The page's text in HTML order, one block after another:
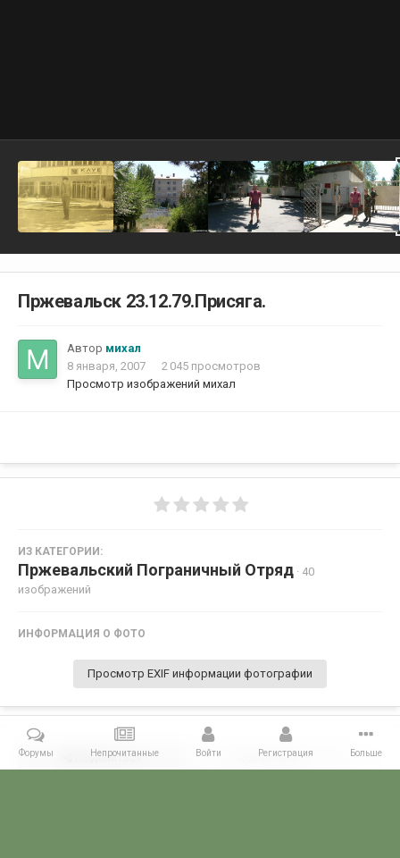
Пржевальск 23.12.79.Присяга.
Автор михал
8 января, 2007
2 045 просмотров
Просмотр изображений михал
ИЗ КАТЕГОРИИ:
Пржевальский Пограничный Отряд · 40
изображений
ИНФОРМАЦИЯ О ФОТО
Просмотр EXIF информации фотографии
Поделиться Подписчики 0
Форумы Непрочитанные Войти Регистрация Больше